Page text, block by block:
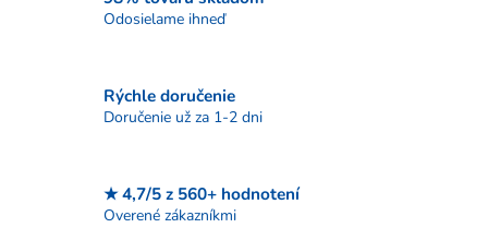
p
k
y
Odosielame ihneď
Rýchle doručenie
Doručenie už za 1-2 dni
★ 4,7/5 z 560+ hodnotení
Overené zákazníkmi